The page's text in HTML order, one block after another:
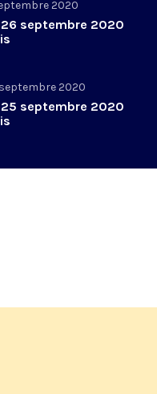
2020
26 septembre 2020
2020
25 septembre 2020